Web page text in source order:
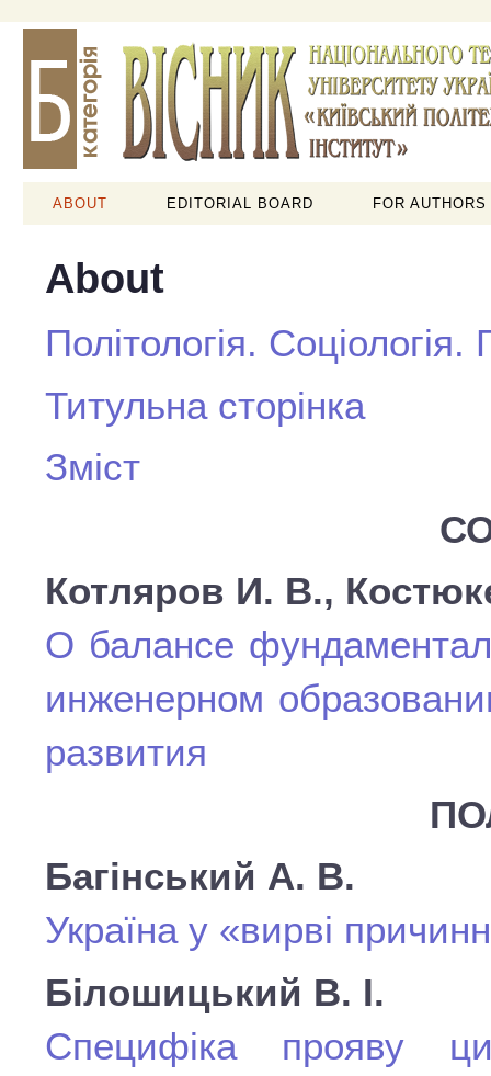
ABOUT EDITORIAL BOARD FOR AUTHORS
About
Політологія.
Титульна сторінка
Зміст
Котляров И. В.,
О балансе
инженерном
развития
Багінський А. В.
Україна у «вирві
Білошицький В. І.
Cпецифіка прояву